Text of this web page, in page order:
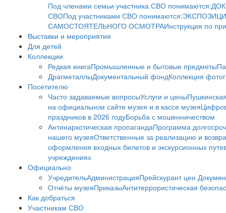
Под членами семьи участника СВО понимаются:
СВОПод участниками СВО понимаются:
САМОСТОЯТЕЛЬНОГО ОСМОТРАИнструкция по
Выставки и мероприятия
Для детей
Коллекции
Редкая книгаПромышленные и бытовые предметы
ДрагметаллыДокументальный фондКоллекция
Посетителю
Часто задаваемые вопросыУслуги и цены
на официальном сайте музея и в кассе музея
праздников в 2026 годуБорьба с мошенничеством
Антинаркотическая пропагандаПрограмма
нашего музеяОтветственные за реализацию и
оформления входных билетов и экскурсионных
учреждениях
Официально
УчредительАдминистрацияПрейскурант цен
Отчёты музеяПриказыАнтитеррористическая
Как добраться
Участникам СВО